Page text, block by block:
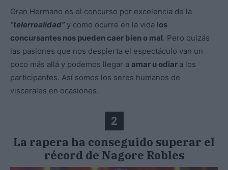
Gran Hermano es el concurso por excelencia de la
“telerrealidad”y como ocurre en la vida los
concursantes nos pueden caer bien o mal. Pero quizás
las pasiones que nos despierta el espectáculo van un
poco más allá y podemos llegar a amar u odiar a los
participantes. Así somos los seres humanos de
viscerales en ocasiones.
2
La rapera ha conseguido superar el
récord de Nagore Robles